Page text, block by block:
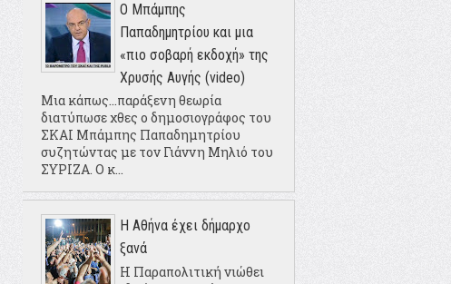
Ο Μπάμπης
Παπαδημητρίου και μια
«πιο σοβαρή εκδοχή» της
Χρυσής Αυγής (video)
Μια κάπως...παράξενη θεωρία
διατύπωσε χθες ο δημοσιογράφος του
ΣΚΑΙ Μπάμπης Παπαδημητρίου
συζητώντας με τον Γιάννη Μηλιό του
ΣΥΡΙΖΑ. Ο κ...
Η Αθήνα έχει δήμαρχο
ξανά
Η Παραπολιτική νιώθει